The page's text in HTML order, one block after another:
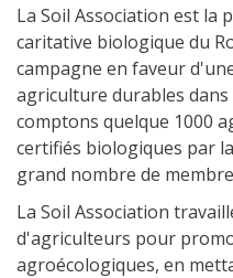
La Soil Association est la
caritative biologique du
campagne en faveur
agriculture durables
comptons quelque 1000
certifiés biologiques par
grand nombre de
La Soil Association
d'agriculteurs pour
agroécologiques, en